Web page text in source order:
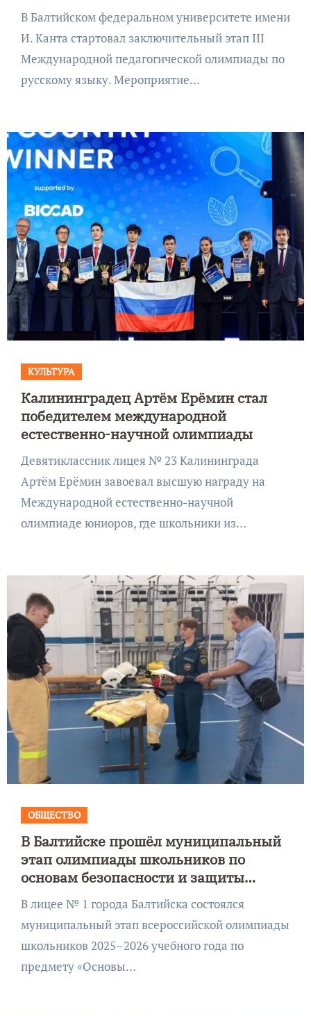
В Балтийском федеральном университете имени
И. Канта стартовал заключительный этап III
Международной педагогической олимпиады по
русскому языку. Мероприятие…
КУЛЬТУРА
Калининградец Артём Ерёмин стал
победителем международной
естественно-научной олимпиады
Девятиклассник лицея № 23 Калининграда
Артём Ерёмин завоевал высшую награду на
Международной естественно-научной
олимпиаде юниоров, где школьники из…
ОБЩЕСТВО
В Балтийске прошёл муниципальный
этап олимпиады школьников по
основам безопасности и защиты
Родины
В лицее № 1 города Балтийска состоялся
муниципальный этап всероссийской олимпиады
школьников 2025–2026 учебного года по
предмету «Основы…